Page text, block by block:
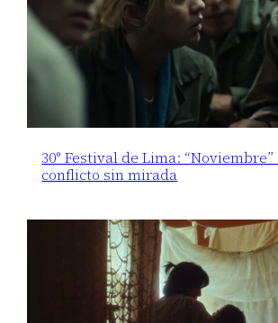
30° Festival de Lima: “Noviembre”
conflicto sin mirada